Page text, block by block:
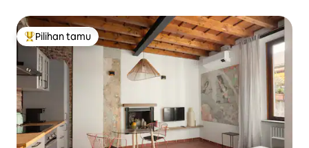
Pilihan tamu terpopuler
Pilihan tamu